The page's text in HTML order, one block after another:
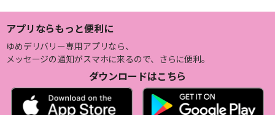
アプリならもっと便利に
ゆめデリバリー専用アプリなら、
メッセージの通知がスマホに来るので、さらに便利。
ダウンロードはこちら